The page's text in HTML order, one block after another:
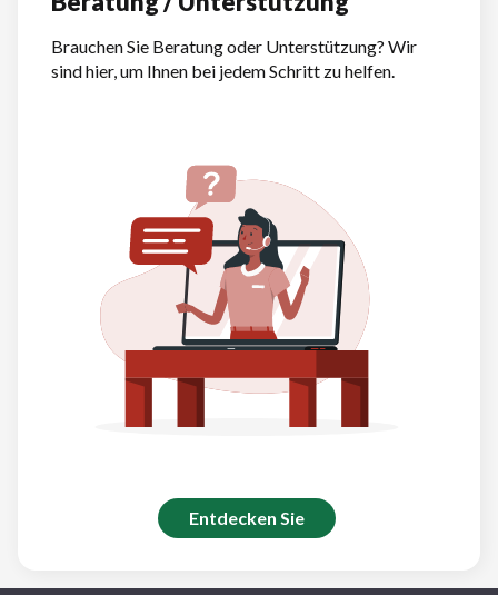
Brauchen Sie Beratung oder Unterstützung? Wir
sind hier, um Ihnen bei jedem Schritt zu helfen.
Entdecken Sie